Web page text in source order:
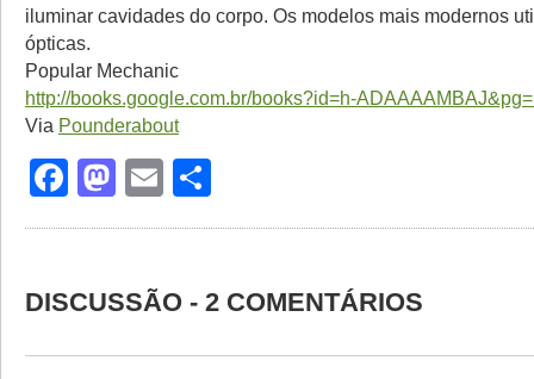
iluminar cavidades do corpo. Os modelos mais modernos
ópticas.
Popular Mechanic
http://books.google.com.br/books?id=h-
Via Pounderabout
Facebook
Mastodon
Email
DISCUSSÃO - 2 COMENTÁRIOS